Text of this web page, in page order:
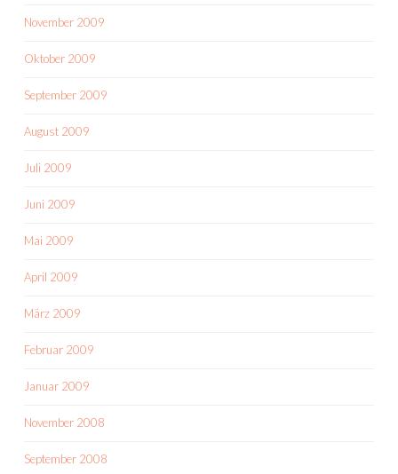
November 2009
Oktober 2009
September 2009
August 2009
Juli 2009
Juni 2009
Mai 2009
April 2009
März 2009
Februar 2009
Januar 2009
November 2008
September 2008